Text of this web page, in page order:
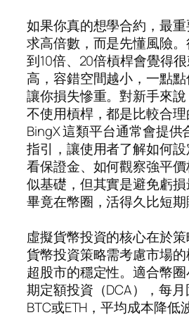
如果你真的想學合約，最
求高倍數，而是先懂風險
到10倍、20倍槓桿會覺得
高，容錯空間越小，一點
讓你損失慘重。對新手來
不使用槓桿，都是比較合
BingX 這類平台通常會提供
指引，讓使用者了解如何
看保證金、如何觀察強平
似基礎，但其實是避免虧損
畢竟在幣圈，活得久比短期
虛擬貨幣投資的核心在於
貨幣投資策略需考慮市場
超股市的穩定性。適合幣
期定額投資（DCA），每
BTC或ETH，平均成本降低